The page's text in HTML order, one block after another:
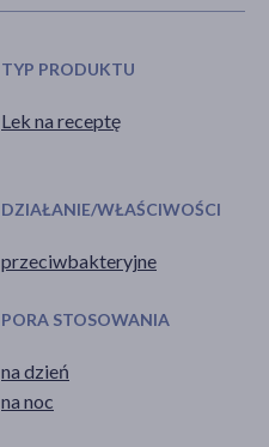
TYP PRODUKTU
Lek na receptę
DZIAŁANIE/WŁAŚCIWOŚCI
przeciwbakteryjne
PORA STOSOWANIA
na dzień
na noc